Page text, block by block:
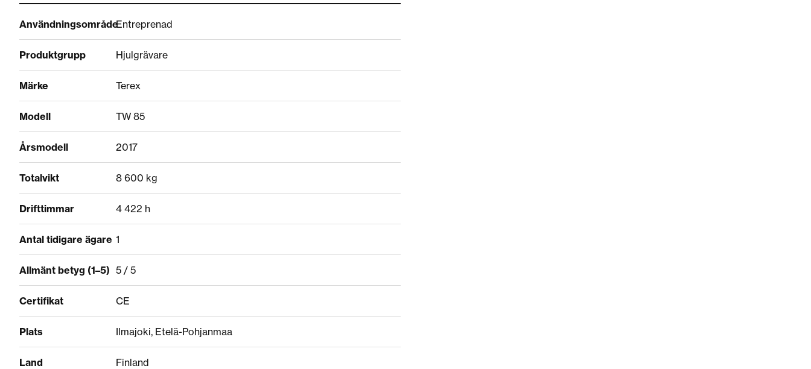
AnvändningsområdeEntreprenad
Produktgrupp Hjulgrävare
Märke Terex
Modell TW 85
Årsmodell 2017
Totalvikt 8 600 kg
Drifttimmar 4 422 h
Antal tidigare ägare 1
Allmänt betyg (1–5) 5 / 5
Certifikat CE
Plats Ilmajoki, Etelä-Pohjanmaa
Land Finland